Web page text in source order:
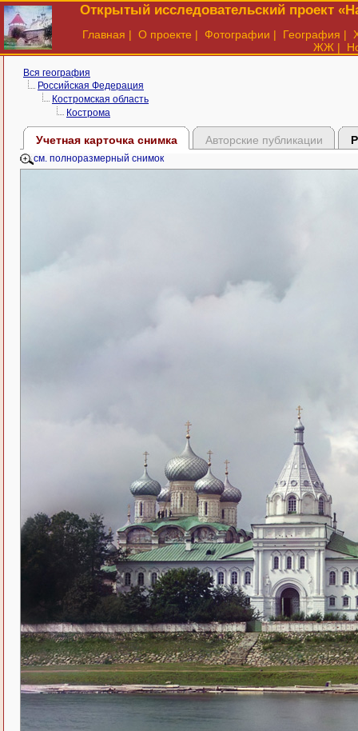
Открытый исследовательский проект
Главная | О проекте | Фотографии | География |
ЖЖ |
Вся география
Российская Федерация
Костромская область
Кострома
Учетная карточка снимка Авторские публикации
см. полноразмерный снимок